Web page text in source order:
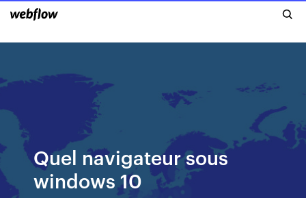
Quel navigateur sous
windows 10